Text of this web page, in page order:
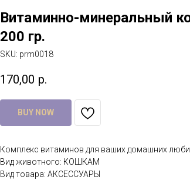
Витаминно-минеральный
200 гр.
SKU: prm0018
170,00 р.
BUY NOW
Комплекс витаминов для ваших домашних
Вид животного: КОШКАМ
Вид товара: АКСЕССУАРЫ